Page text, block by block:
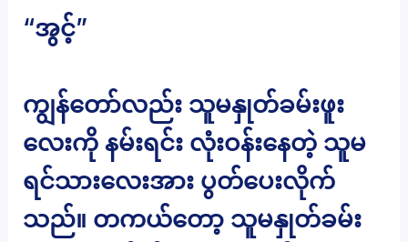
“အွင့်”
ကျွန်တော်လည်း သူမနှုတ်ခမ်းဖူး
လေးကို နမ်းရင်း လုံးဝန်းနေတဲ့ သူမ
ရင်သားလေးအား ပွတ်ပေးလိုက်
သည်။ တကယ်တော့ သူမနှုတ်ခမ်း